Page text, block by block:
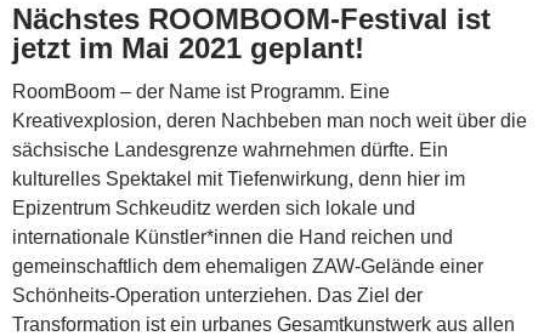
Nächstes ROOMBOOM-Festival ist
jetzt im Mai 2021 geplant!
RoomBoom – der Name ist Programm. Eine
Kreativexplosion, deren Nachbeben man noch weit über die
sächsische Landesgrenze wahrnehmen dürfte. Ein
kulturelles Spektakel mit Tiefenwirkung, denn hier im
Epizentrum Schkeuditz werden sich lokale und
internationale Künstler*innen die Hand reichen und
gemeinschaftlich dem ehemaligen ZAW-Gelände einer
Schönheits-Operation unterziehen. Das Ziel der
Transformation ist ein urbanes Gesamtkunstwerk aus allen